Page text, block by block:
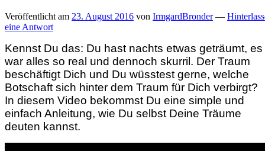
Veröffentlicht am 23. August 2016 von IrmgardBronder —
eine Antwort
Kennst Du das: Du hast nachts etwas geträumt, es
war alles so real und dennoch skurril. Der Traum
beschäftigt Dich und Du wüsstest gerne, welche
Botschaft sich hinter dem Traum für Dich verbirgt?
In diesem Video bekommst Du eine simple und
einfach Anleitung, wie Du selbst Deine Träume
deuten kannst.